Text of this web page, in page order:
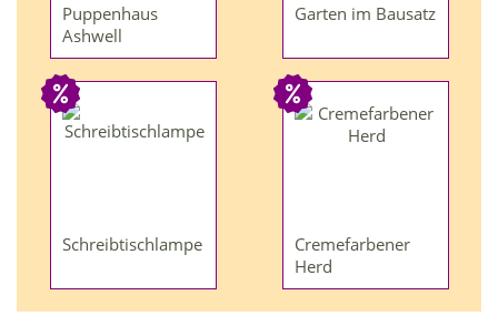
Puppenhaus
Ashwell
Garten im Bausatz
Schreibtischlampe
Cremefarbener
Herd